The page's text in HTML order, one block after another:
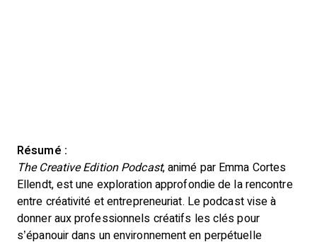
Résumé :
The Creative Edition Podcast, animé par Emma Cortes
Ellendt, est une exploration approfondie de la rencontre
entre créativité et entrepreneuriat. Le podcast vise à
donner aux professionnels créatifs les clés pour
s’épanouir dans un environnement en perpétuelle